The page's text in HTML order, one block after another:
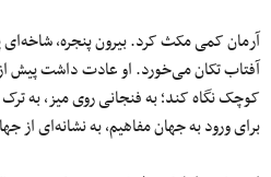
آرمان کمی مکث کرد. بیرون پنجره،
آفتاب تکان می‌خورد. او عادت داشت پیش
کوچک نگاه کند؛ به فنجانی روی میز، به
برای ورود به جهان مفاهیم، به نشانه‌ای از